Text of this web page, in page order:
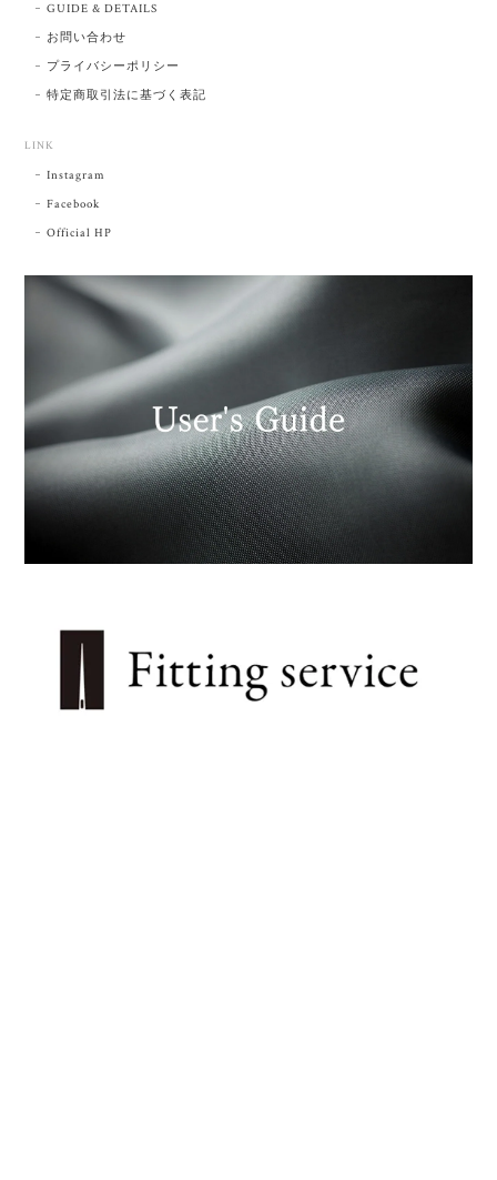
GUIDE & DETAILS
お問い合わせ
プライバシーポリシー
特定商取引法に基づく表記
LINK
Instagram
Facebook
Official HP